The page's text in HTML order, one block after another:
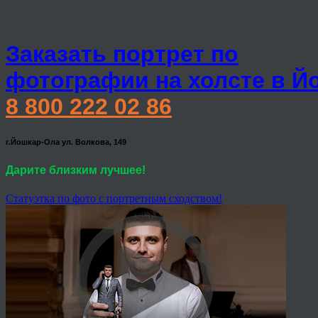
Заказать портрет по
фотографии на холсте в
8 800 222 02 86
г.Йошкар-Ола ул. Волкова, 149
Дарите близким лучшее!
Статуэтка по фото с портретным сходством!